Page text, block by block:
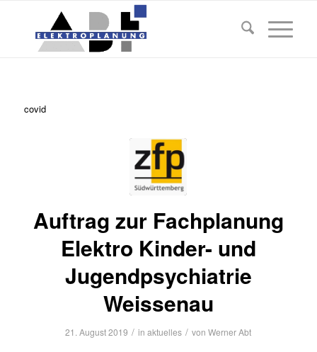
covid
Auftrag zur Fachplanung
Elektro Kinder- und
Jugendpsychiatrie
Weissenau
21. August 2019 / inaktuelles / vonWerner Abt